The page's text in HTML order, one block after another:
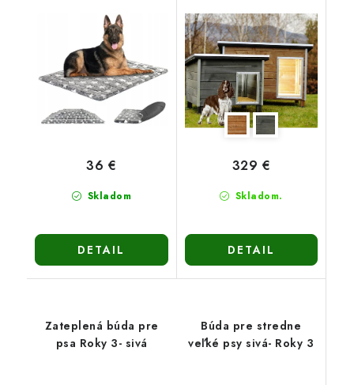
Skladom
36 €
DETAIL
Skladom.
329 €
DETAIL
Zateplená búda pre
psa Roky 3- sivá
Búda pre stredne
veľké psy sivá- Roky 3